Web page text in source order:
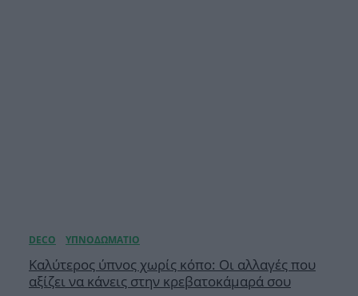
Καλύτερος ύπνος χωρίς κόπο: Οι αλλαγές που
αξίζει να κάνεις στην κρεβατοκάμαρά σου